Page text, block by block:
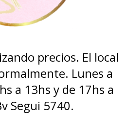
precios. El local
Lunes a
a 13hs y de 17hs a
Segui 5740.